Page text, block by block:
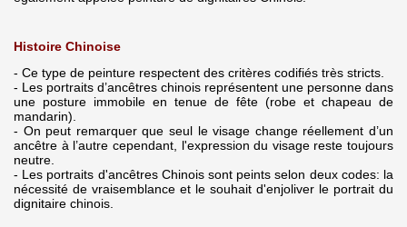
Histoire Chinoise
- Ce type de peinture respectent des critères codifiés très stricts.
- Les portraits d’ancêtres chinois représentent une personne dans
une posture immobile en tenue de fête (robe et chapeau de
mandarin).
- On peut remarquer que seul le visage change réellement d’un
ancêtre à l’autre cependant, l'expression du visage reste toujours
neutre.
- Les portraits d'ancêtres Chinois sont peints selon deux codes: la
nécessité de vraisemblance et le souhait d'enjoliver le portrait du
dignitaire chinois.